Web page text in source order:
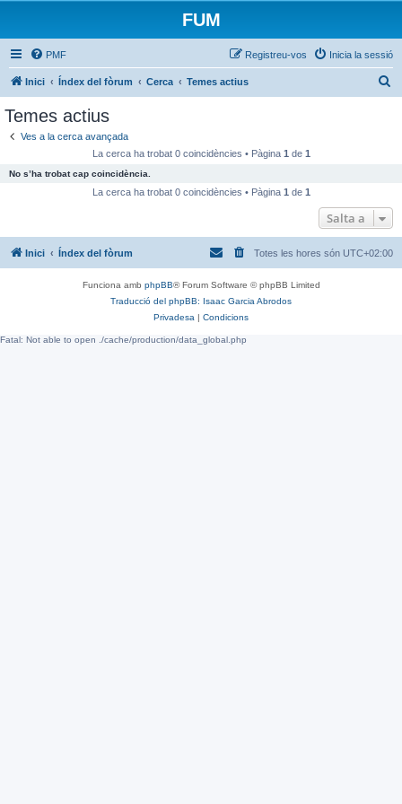
FUM
PMF Inicia la sessió
Registreu-vos
Inici Índex del fòrum Cerca Temes actius
Temes actius
Ves a la cerca avançada
La cerca ha trobat 0 coincidències • Pàgina 1 de 1
No s’ha trobat cap coincidència.
La cerca ha trobat 0 coincidències • Pàgina 1 de 1
Salta a
Inici Índex del fòrum Totes les hores són UTC+02:00
Funciona amb phpBB® Forum Software © phpBB Limited
Traducció del phpBB: Isaac Garcia Abrodos
Privadesa | Condicions
Fatal: Not able to open ./cache/production/data_global.php